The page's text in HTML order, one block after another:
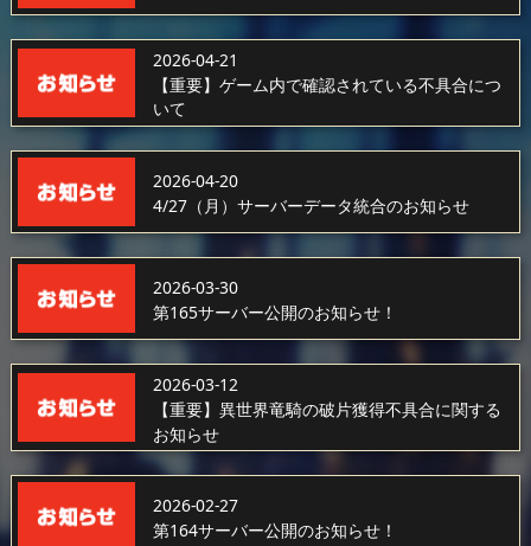
2026-04-21
【重要】ゲーム内で確認されている不具合につ
いて
2026-04-20
4/27（月）サーバーデータ統合のお知らせ
2026-03-30
第165サーバー公開のお知らせ！
2026-03-12
【重要】異世界竜騎の破片獲得不具合に関する
お知らせ
2026-02-27
第164サーバー公開のお知らせ！